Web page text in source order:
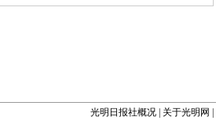
光明日报社概况 关于光明网